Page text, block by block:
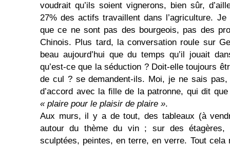
voudrait qu’ils soient vignerons, bien sûr,
27% des actifs travaillent dans l’agriculture. Je
que ce ne sont pas des bourgeois, pas des
Chinois. Plus tard, la conversation roule sur
beau aujourd’hui que du temps qu’il jouait
qu’est-ce que la séduction ? Doit-elle toujours
de cul ? se demandent-ils. Moi, je ne sais
d’accord avec la ﬁlle de la patronne, qui dit
« plaire pour le plaisir de plaire ».
Aux murs, il y a de tout, des tableaux (à
autour du thème du vin ; sur des étagères,
sculptées, peintes, en terre, en verre. Tout cela